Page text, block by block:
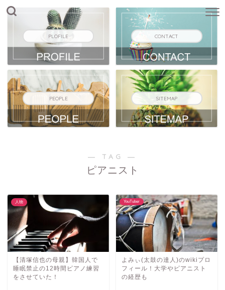
PLOFILE CONTACT
PEOPLE SITEMAP
― TAG ―
ピアニスト
人物
【清塚信也の母親】韓国人で
睡眠禁止の12時間ピアノ練習
をさせていた！
YouTuber
よみぃ(太鼓の達人)のwikiプロ
フィール！大学やピアニスト
の経歴も